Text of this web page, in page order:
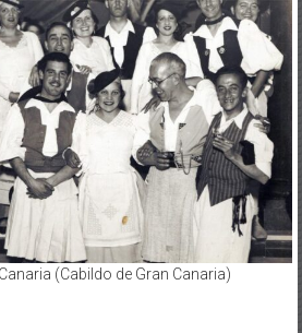
(Cabildo de Gran Canaria)